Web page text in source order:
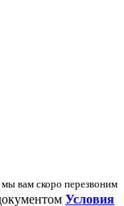
вам скоро перезвоним
Условия